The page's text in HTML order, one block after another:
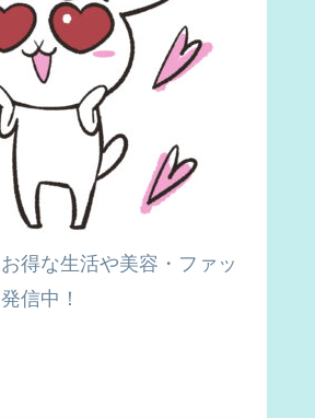
得な生活や美容・ファッ
信中！